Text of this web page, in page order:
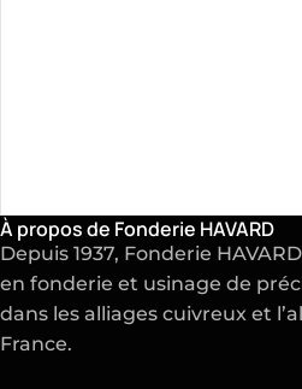
À propos de Fonderie HAVARD
Depuis 1937, Fonderie
en fonderie et usinage de
dans les alliages cuivreux et
France.